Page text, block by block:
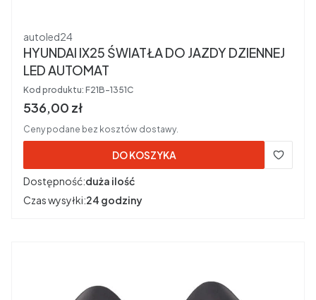
Producent
autoled24
HYUNDAI IX25 ŚWIATŁA DO JAZDY DZIENNEJ
LED AUTOMAT
Kod produktu: F21B-1351C
Cena brutto
536,00 zł
Ceny podane bez kosztów dostawy.
DO KOSZYKA
Dostępność:duża ilość
Czas wysyłki:24 godziny